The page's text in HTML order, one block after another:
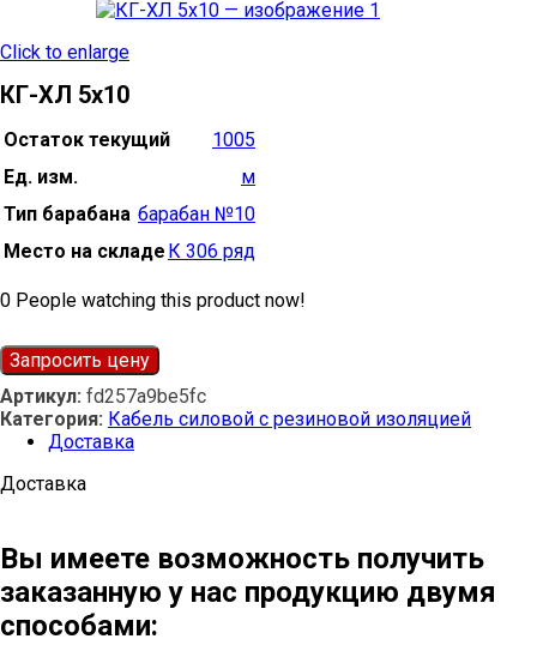
Click to enlarge
КГ-ХЛ 5х10
Остаток текущий
1005
Ед. изм.
м
Тип барабана барабан №10
Место на складе К 306 ряд
0 People watching this product now!
Запросить цену
Артикул: fd257a9be5fc
Категория: Кабель силовой с резиновой изоляцией
Доставка
Доставка
Вы имеете возможность получить
заказанную у нас продукцию двумя
способами: